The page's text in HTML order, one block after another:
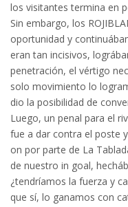
los visitantes termina en
Sin embargo, los
oportunidad y
eran tan incisivos,
penetración, el vértigo
solo movimiento lo
dio la posibilidad de
Luego, un penal para el
fue a dar contra el poste
on por parte de La
de nuestro in goal,
¿tendríamos la fuerza y
que sí, lo ganamos con